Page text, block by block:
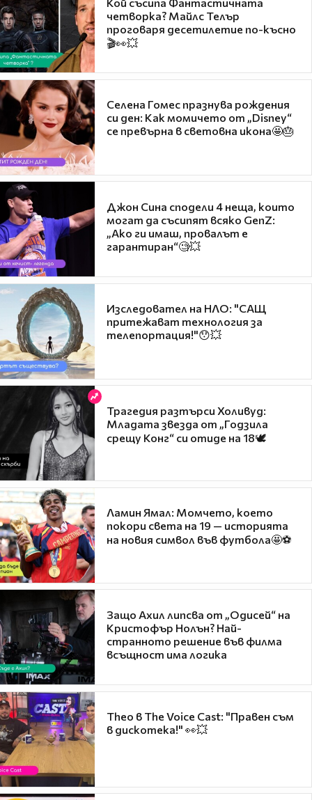
четворка? Майлс Телър
проговаря десетилетие по-късно
🎬👀💥
Селена Гомес празнува рождения
си ден: Как момичето от „Disney“
се превърна в световна икона🤩🎂
Джон Сина сподели 4 неща, които
могат да съсипят всяко GenZ:
„Ако ги имаш, провалът е
гарантиран“🧐💥
Изследовател на НЛО: "САЩ
притежават технология за
телепортация!"😯💥
Трагедия разтърси Холивуд:
Младата звезда от „Годзила
срещу Конг“ си отиде на 18🕊️
Ламин Ямал: Момчето, което
покори света на 19 — историята
на новия символ във футбола🤩⚽
Защо Ахил липсва от „Одисей“ на
Кристофър Нолън? Най-
странното решение във филма
всъщност има логика
Theo в The Voice Cast: "Правен съм
в дискотека!" 👀💥